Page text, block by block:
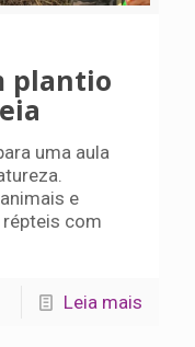
plantio
uma aula
e
com
Leia mais